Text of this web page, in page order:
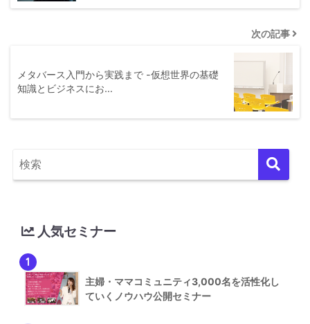
次の記事
メタバース入門から実践まで -仮想世界の基礎
知識とビジネスにお…
人気セミナー
1
主婦・ママコミュニティ3,000名を活性化し
ていくノウハウ公開セミナー